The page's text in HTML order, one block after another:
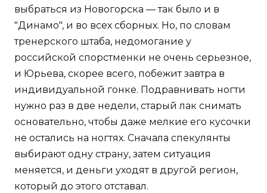
выбраться из Новогорска — так было и в
"Динамо", и во всех сборных. Но, по словам
тренерского штаба, недомогание у
российской спорстменки не очень серьезное,
и Юрьева, скорее всего, побежит завтра в
индивидуальной гонке. Подравнивать ногти
нужно раз в две недели, старый лак снимать
основательно, чтобы даже мелкие его кусочки
не остались на ногтях. Сначала спекулянты
выбирают одну страну, затем ситуация
меняется, и деньги уходят в другой регион,
который до этого отставал.